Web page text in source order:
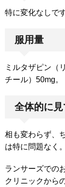
特に変化なしです
服用量
ミルタザピン（
チール）50mg。
全体的に見
相も変わらず、
は特に問題なく。
ランサーズでの
クリニックから